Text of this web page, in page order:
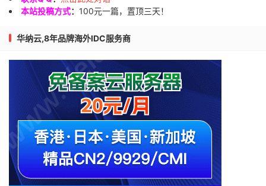
本站投稿方式： 100元一篇，置顶三天！
华纳云,8年品牌海外IDC服务商